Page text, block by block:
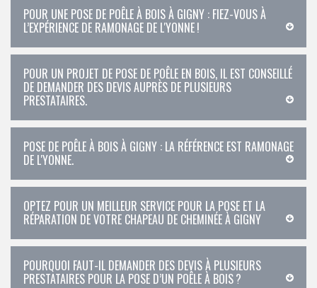
POUR UNE POSE DE POÊLE À BOIS À GIGNY : FIEZ-VOUS À
L’EXPÉRIENCE DE RAMONAGE DE L'YONNE !
POUR UN PROJET DE POSE DE POÊLE EN BOIS, IL EST CONSEILLÉ
DE DEMANDER DES DEVIS AUPRÈS DE PLUSIEURS
PRESTATAIRES.
POSE DE POÊLE À BOIS À GIGNY : LA RÉFÉRENCE EST RAMONAGE
DE L'YONNE.
OPTEZ POUR UN MEILLEUR SERVICE POUR LA POSE ET LA
RÉPARATION DE VOTRE CHAPEAU DE CHEMINÉE À GIGNY
POURQUOI FAUT-IL DEMANDER DES DEVIS À PLUSIEURS
PRESTATAIRES POUR LA POSE D’UN POÊLE À BOIS ?